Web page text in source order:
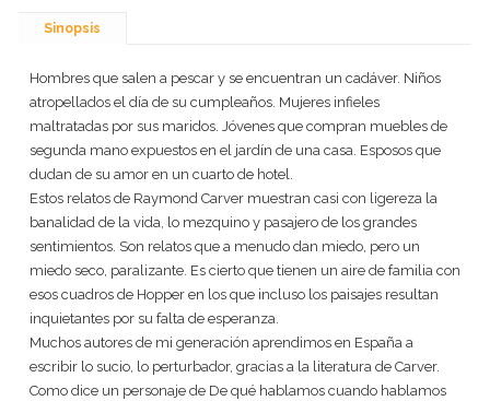
Sinopsis
Hombres que salen a pescar y se encuentran un cadáver. Niños
atropellados el día de su cumpleaños. Mujeres infieles
maltratadas por sus maridos. Jóvenes que compran muebles de
segunda mano expuestos en el jardín de una casa. Esposos que
dudan de su amor en un cuarto de hotel.
Estos relatos de Raymond Carver muestran casi con ligereza la
banalidad de la vida, lo mezquino y pasajero de los grandes
sentimientos. Son relatos que a menudo dan miedo, pero un
miedo seco, paralizante. Es cierto que tienen un aire de familia con
esos cuadros de Hopper en los que incluso los paisajes resultan
inquietantes por su falta de esperanza.
Muchos autores de mi generación aprendimos en España a
escribir lo sucio, lo perturbador, gracias a la literatura de Carver.
Como dice un personaje de De qué hablamos cuando hablamos